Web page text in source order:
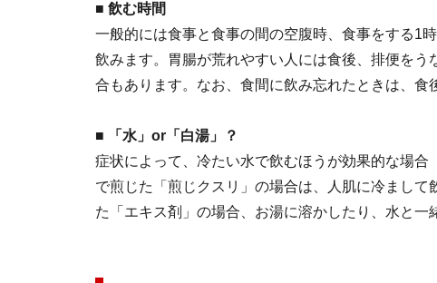
■ 飲む時間
一般的には食事と食事の間の空腹時、食事をする1
飲みます。胃腸が荒れやすい人には食後、排便を
合もあります。なお、食間に飲み忘れたときは、食
■ 「水」or「白湯」？
症状によって、冷たい水で飲むほうが効果的な場
で煎じた「煎じクスリ」の場合は、人肌に冷まし
た「エキス剤」の場合、お湯に溶かしたり、水と一